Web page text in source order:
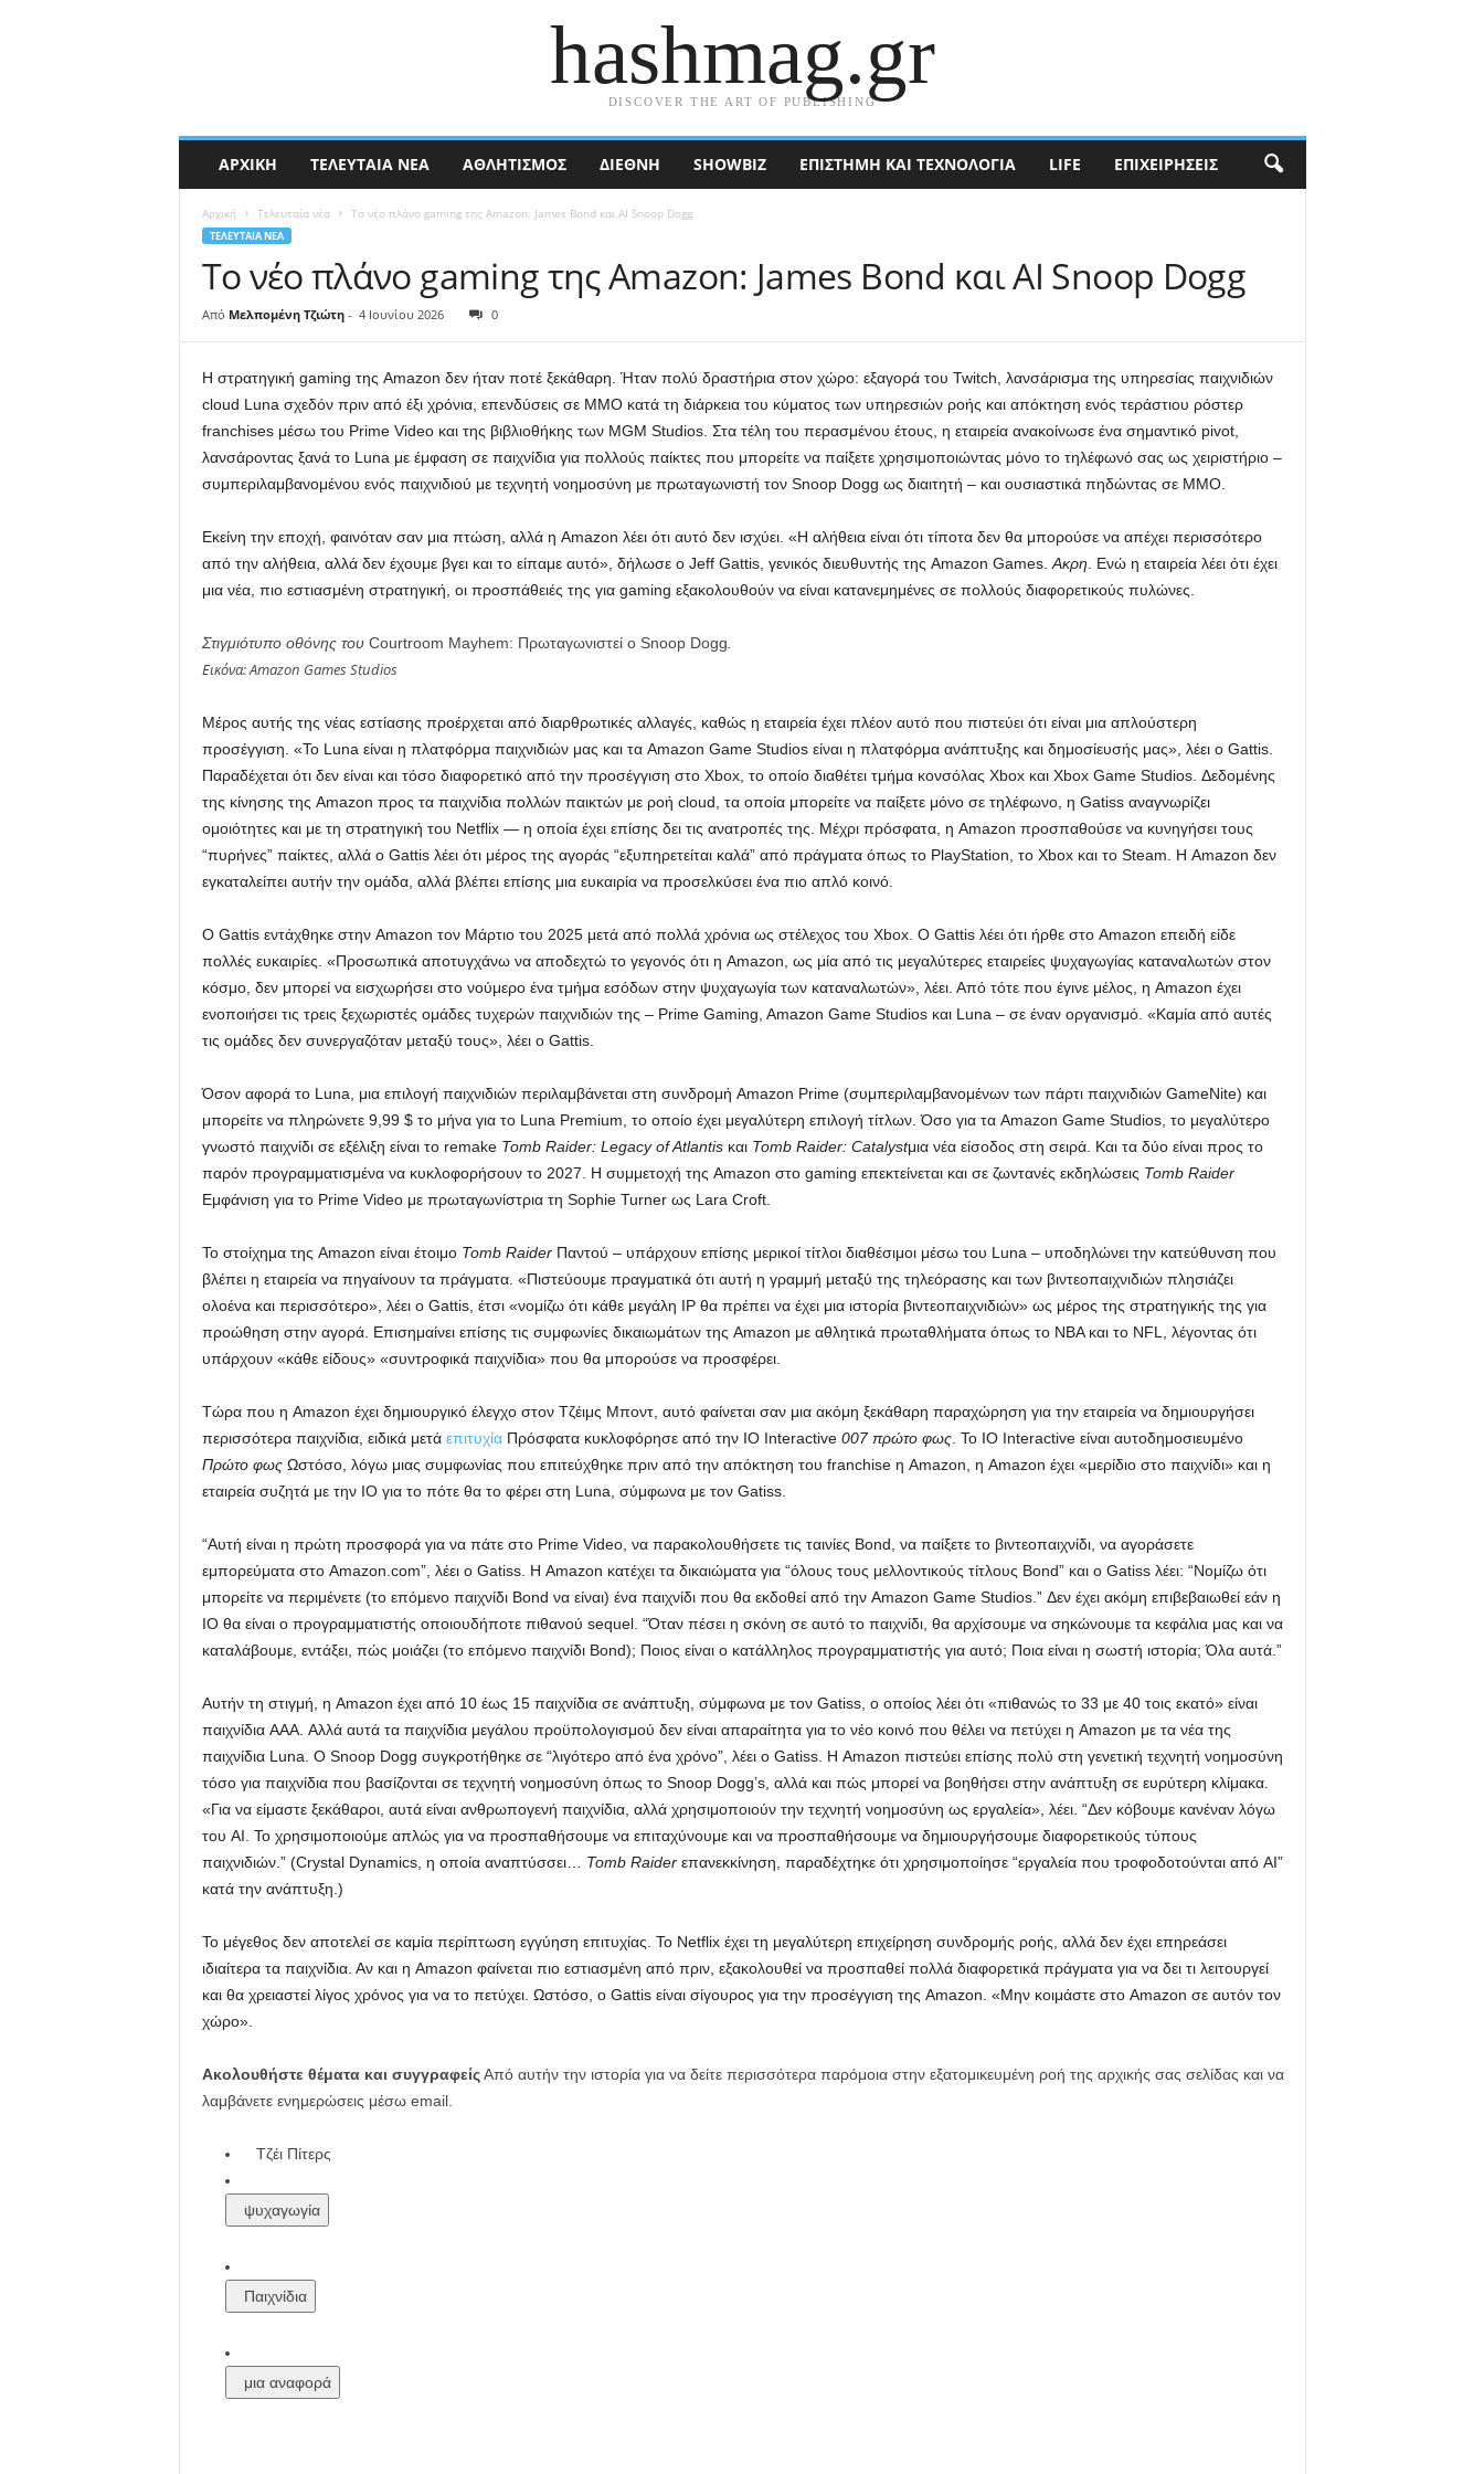
hashmag.gr
DISCOVER THE ART OF PUBLISHING
ΑΡΧΙΚΉ ΤΕΛΕΥΤΑΊΑ ΝΈΑ ΑΘΛΗΤΙΣΜΟΣ ΔΙΕΘΝΉ SHOWBIZ ΕΠΙΣΤΉΜΗ ΚΑΙ ΤΕΧΝΟΛΟΓΊΑ LIFE ΕΠΙΧΕΙΡΉΣΕΙΣ
Αρχική Τελευταία νέα Το νέο πλάνο gaming της Amazon: James Bond και AI Snoop Dogg
ΤΕΛΕΥΤΑΊΑ ΝΈΑ
Το νέο πλάνο gaming της Amazon: James Bond και AI Snoop Dogg
Από Μελπομένη Τζιώτη - 4 Ιουνίου 2026 0
Η στρατηγική gaming της Amazon δεν ήταν ποτέ ξεκάθαρη. Ήταν πολύ δραστήρια στον χώρο: εξαγορά του Twitch, λανσάρισμα της υπηρεσίας παιχνιδιών
cloud Luna σχεδόν πριν από έξι χρόνια, επενδύσεις σε MMO κατά τη διάρκεια του κύματος των υπηρεσιών ροής και απόκτηση ενός τεράστιου ρόστερ
franchises μέσω του Prime Video και της βιβλιοθήκης των MGM Studios. Στα τέλη του περασμένου έτους, η εταιρεία ανακοίνωσε ένα σημαντικό pivot,
λανσάροντας ξανά το Luna με έμφαση σε παιχνίδια για πολλούς παίκτες που μπορείτε να παίξετε χρησιμοποιώντας μόνο το τηλέφωνό σας ως χειριστήριο –
συμπεριλαμβανομένου ενός παιχνιδιού με τεχνητή νοημοσύνη με πρωταγωνιστή τον Snoop Dogg ως διαιτητή – και ουσιαστικά πηδώντας σε MMO.
Εκείνη την εποχή, φαινόταν σαν μια πτώση, αλλά η Amazon λέει ότι αυτό δεν ισχύει. «Η αλήθεια είναι ότι τίποτα δεν θα μπορούσε να απέχει περισσότερο
από την αλήθεια, αλλά δεν έχουμε βγει και το είπαμε αυτό», δήλωσε ο Jeff Gattis, γενικός διευθυντής της Amazon Games. Ακρη . Ενώ η εταιρεία λέει ότι έχει
μια νέα, πιο εστιασμένη στρατηγική, οι προσπάθειές της για gaming εξακολουθούν να είναι κατανεμημένες σε πολλούς διαφορετικούς πυλώνες.
Στιγμιότυπο οθόνης του Courtroom Mayhem: Πρωταγωνιστεί ο Snoop Dogg
Εικόνα: Amazon Games Studios
Μέρος αυτής της νέας εστίασης προέρχεται από διαρθρωτικές αλλαγές, καθώς η εταιρεία έχει πλέον αυτό που πιστεύει ότι είναι μια απλούστερη
προσέγγιση. «Το Luna είναι η πλατφόρμα παιχνιδιών μας και τα Amazon Game Studios είναι η πλατφόρμα ανάπτυξης και δημοσίευσής μας», λέει ο Gattis.
Παραδέχεται ότι δεν είναι και τόσο διαφορετικό από την προσέγγιση στο Xbox, το οποίο διαθέτει τμήμα κονσόλας Xbox και Xbox Game Studios. Δεδομένης
της κίνησης της Amazon προς τα παιχνίδια πολλών παικτών με ροή cloud, τα οποία μπορείτε να παίξετε μόνο σε τηλέφωνο, η Gatiss αναγνωρίζει
ομοιότητες και με τη στρατηγική του Netflix — η οποία έχει επίσης δει τις ανατροπές της. Μέχρι πρόσφατα, η Amazon προσπαθούσε να κυνηγήσει τους
“πυρήνες” παίκτες, αλλά ο Gattis λέει ότι μέρος της αγοράς “εξυπηρετείται καλά” από πράγματα όπως το PlayStation, το Xbox και το Steam. Η Amazon δεν
εγκαταλείπει αυτήν την ομάδα, αλλά βλέπει επίσης μια ευκαιρία να προσελκύσει ένα πιο απλό κοινό.
Ο Gattis εντάχθηκε στην Amazon τον Μάρτιο του 2025 μετά από πολλά χρόνια ως στέλεχος του Xbox. Ο Gattis λέει ότι ήρθε στο Amazon επειδή είδε
πολλές ευκαιρίες. «Προσωπικά αποτυγχάνω να αποδεχτώ το γεγονός ότι η Amazon, ως μία από τις μεγαλύτερες εταιρείες ψυχαγωγίας καταναλωτών στον
κόσμο, δεν μπορεί να εισχωρήσει στο νούμερο ένα τμήμα εσόδων στην ψυχαγωγία των καταναλωτών», λέει. Από τότε που έγινε μέλος, η Amazon έχει
ενοποιήσει τις τρεις ξεχωριστές ομάδες τυχερών παιχνιδιών της – Prime Gaming, Amazon Game Studios και Luna – σε έναν οργανισμό. «Καμία από αυτές
τις ομάδες δεν συνεργαζόταν μεταξύ τους», λέει ο Gattis.
Όσον αφορά το Luna, μια επιλογή παιχνιδιών περιλαμβάνεται στη συνδρομή Amazon Prime (συμπεριλαμβανομένων των πάρτι παιχνιδιών GameNite) και
μπορείτε να πληρώνετε 9,99 $ το μήνα για το Luna Premium, το οποίο έχει μεγαλύτερη επιλογή τίτλων. Όσο για τα Amazon Game Studios, το μεγαλύτερο
γνωστό παιχνίδι σε εξέλιξη είναι το remake Tomb Raider: Legacy of Atlantisκαι Tomb Raider: Catalystμια νέα είσοδος στη σειρά. Και τα δύο είναι προς το
παρόν προγραμματισμένα να κυκλοφορήσουν το 2027. Η συμμετοχή της Amazon στο gaming επεκτείνεται και σε ζωντανές εκδηλώσεις Tomb Raider
Εμφάνιση για το Prime Video με πρωταγωνίστρια τη Sophie Turner ως Lara Croft.
Το στοίχημα της Amazon είναι έτοιμο Tomb RaiderΠαντού – υπάρχουν επίσης μερικοί τίτλοι διαθέσιμοι μέσω του Luna – υποδηλώνει την κατεύθυνση που
βλέπει η εταιρεία να πηγαίνουν τα πράγματα. «Πιστεύουμε πραγματικά ότι αυτή η γραμμή μεταξύ της τηλεόρασης και των βιντεοπαιχνιδιών πλησιάζει
ολοένα και περισσότερο», λέει ο Gattis, έτσι «νομίζω ότι κάθε μεγάλη IP θα πρέπει να έχει μια ιστορία βιντεοπαιχνιδιών» ως μέρος της στρατηγικής της για
προώθηση στην αγορά. Επισημαίνει επίσης τις συμφωνίες δικαιωμάτων της Amazon με αθλητικά πρωταθλήματα όπως το NBA και το NFL, λέγοντας ότι
υπάρχουν «κάθε είδους» «συντροφικά παιχνίδια» που θα μπορούσε να προσφέρει.
Τώρα που η Amazon έχει δημιουργικό έλεγχο στον Τζέιμς Μποντ, αυτό φαίνεται σαν μια ακόμη ξεκάθαρη παραχώρηση για την εταιρεία να δημιουργήσει
περισσότερα παιχνίδια, ειδικά μετά επιτυχίαΠρόσφατα κυκλοφόρησε από την IO Interactive 007 πρώτο φως. Το IO Interactive είναι αυτοδημοσιευμένο
Πρώτο φωςΩστόσο, λόγω μιας συμφωνίας που επιτεύχθηκε πριν από την απόκτηση του franchise η Amazon, η Amazon έχει «μερίδιο στο παιχνίδι» και η
εταιρεία συζητά με την IO για το πότε θα το φέρει στη Luna, σύμφωνα με τον Gatiss.
“Αυτή είναι η πρώτη προσφορά για να πάτε στο Prime Video, να παρακολουθήσετε τις ταινίες Bond, να παίξετε το βιντεοπαιχνίδι, να αγοράσετε
εμπορεύματα στο Amazon.com”, λέει ο Gatiss. Η Amazon κατέχει τα δικαιώματα για “όλους τους μελλοντικούς τίτλους Bond” και ο Gatiss λέει: “Νομίζω ότι
μπορείτε να περιμένετε (το επόμενο παιχνίδι Bond να είναι) ένα παιχνίδι που θα εκδοθεί από την Amazon Game Studios.” Δεν έχει ακόμη επιβεβαιωθεί εάν η
IO θα είναι ο προγραμματιστής οποιουδήποτε πιθανού sequel. “Όταν πέσει η σκόνη σε αυτό το παιχνίδι, θα αρχίσουμε να σηκώνουμε τα κεφάλια μας και να
καταλάβουμε, εντάξει, πώς μοιάζει (το επόμενο παιχνίδι Bond); Ποιος είναι ο κατάλληλος προγραμματιστής για αυτό; Ποια είναι η σωστή ιστορία; Όλα αυτά.”
Αυτήν τη στιγμή, η Amazon έχει από 10 έως 15 παιχνίδια σε ανάπτυξη, σύμφωνα με τον Gatiss, ο οποίος λέει ότι «πιθανώς το 33 με 40 τοις εκατό» είναι
παιχνίδια AAA. Αλλά αυτά τα παιχνίδια μεγάλου προϋπολογισμού δεν είναι απαραίτητα για το νέο κοινό που θέλει να πετύχει η Amazon με τα νέα της
παιχνίδια Luna. Ο Snoop Dogg συγκροτήθηκε σε “λιγότερο από ένα χρόνο”, λέει ο Gatiss. Η Amazon πιστεύει επίσης πολύ στη γενετική τεχνητή νοημοσύνη
τόσο για παιχνίδια που βασίζονται σε τεχνητή νοημοσύνη όπως το Snoop Dogg’s, αλλά και πώς μπορεί να βοηθήσει στην ανάπτυξη σε ευρύτερη κλίμακα.
«Για να είμαστε ξεκάθαροι, αυτά είναι ανθρωπογενή παιχνίδια, αλλά χρησιμοποιούν την τεχνητή νοημοσύνη ως εργαλεία», λέει. “Δεν κόβουμε κανέναν λόγω
του AI. Το χρησιμοποιούμε απλώς για να προσπαθήσουμε να επιταχύνουμε και να προσπαθήσουμε να δημιουργήσουμε διαφορετικούς τύπους
παιχνιδιών.” (Crystal Dynamics, η οποία αναπτύσσει… Tomb Raiderεπανεκκίνηση, παραδέχτηκε ότι χρησιμοποίησε “εργαλεία που τροφοδοτούνται από AI”
κατά την ανάπτυξη.)
Το μέγεθος δεν αποτελεί σε καμία περίπτωση εγγύηση επιτυχίας. Το Netflix έχει τη μεγαλύτερη επιχείρηση συνδρομής ροής, αλλά δεν έχει επηρεάσει
ιδιαίτερα τα παιχνίδια. Αν και η Amazon φαίνεται πιο εστιασμένη από πριν, εξακολουθεί να προσπαθεί πολλά διαφορετικά πράγματα για να δει τι λειτουργεί
και θα χρειαστεί λίγος χρόνος για να το πετύχει. Ωστόσο, ο Gattis είναι σίγουρος για την προσέγγιση της Amazon. «Μην κοιμάστε στο Amazon σε αυτόν τον
χώρο».
Ακολουθήστε θέματα και συγγραφείςΑπό αυτήν την ιστορία για να δείτε περισσότερα παρόμοια στην εξατομικευμένη ροή της αρχικής σας σελίδας και να
λαμβάνετε ενημερώσεις μέσω email.
Τζέι Πίτερς
ψυχαγωγία
Παιχνίδια
μια αναφορά